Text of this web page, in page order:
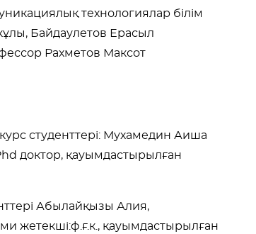
технологиялар білім
Байдаулетов Ерасыл
Рахметов Максот
студенттері: Мухамедин Аиша
доктор, қауымдастырылған
Абылайқызы Алия,
жетекші:ф.ғ.к., қауымдастырылған